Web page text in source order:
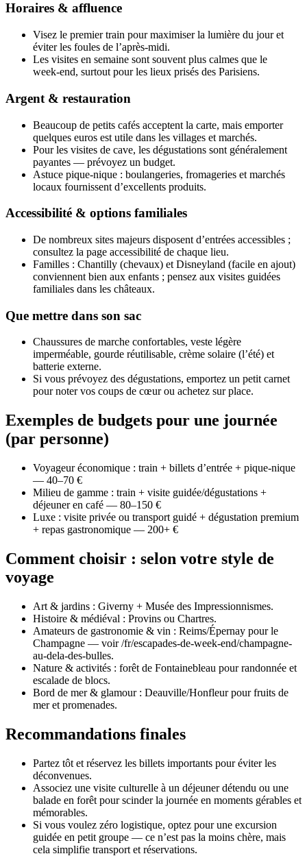
Horaires & affluence
Visez le premier train pour maximiser la lumière du jour et
éviter les foules de l’après‑midi.
Les visites en semaine sont souvent plus calmes que le
week‑end, surtout pour les lieux prisés des Parisiens.
Argent & restauration
Beaucoup de petits cafés acceptent la carte, mais emporter
quelques euros est utile dans les villages et marchés.
Pour les visites de cave, les dégustations sont généralement
payantes — prévoyez un budget.
Astuce pique‑nique : boulangeries, fromageries et marchés
locaux fournissent d’excellents produits.
Accessibilité & options familiales
De nombreux sites majeurs disposent d’entrées accessibles ;
consultez la page accessibilité de chaque lieu.
Familles : Chantilly (chevaux) et Disneyland (facile en ajout)
conviennent bien aux enfants ; pensez aux visites guidées
familiales dans les châteaux.
Que mettre dans son sac
Chaussures de marche confortables, veste légère
imperméable, gourde réutilisable, crème solaire (l’été) et
batterie externe.
Si vous prévoyez des dégustations, emportez un petit carnet
pour noter vos coups de cœur ou achetez sur place.
Exemples de budgets pour une journée
(par personne)
Voyageur économique : train + billets d’entrée + pique‑nique
— 40–70 €
Milieu de gamme : train + visite guidée/dégustations +
déjeuner en café — 80–150 €
Luxe : visite privée ou transport guidé + dégustation premium
+ repas gastronomique — 200+ €
Comment choisir : selon votre style de
voyage
Art & jardins : Giverny + Musée des Impressionnismes.
Histoire & médiéval : Provins ou Chartres.
Amateurs de gastronomie & vin : Reims/Épernay pour le
Champagne — voir /fr/escapades-de-week-end/champagne-
au-dela-des-bulles.
Nature & activités : forêt de Fontainebleau pour randonnée et
escalade de blocs.
Bord de mer & glamour : Deauville/Honfleur pour fruits de
mer et promenades.
Recommandations finales
Partez tôt et réservez les billets importants pour éviter les
déconvenues.
Associez une visite culturelle à un déjeuner détendu ou une
balade en forêt pour scinder la journée en moments gérables et
mémorables.
Si vous voulez zéro logistique, optez pour une excursion
guidée en petit groupe — ce n’est pas la moins chère, mais
cela simplifie transport et réservations.